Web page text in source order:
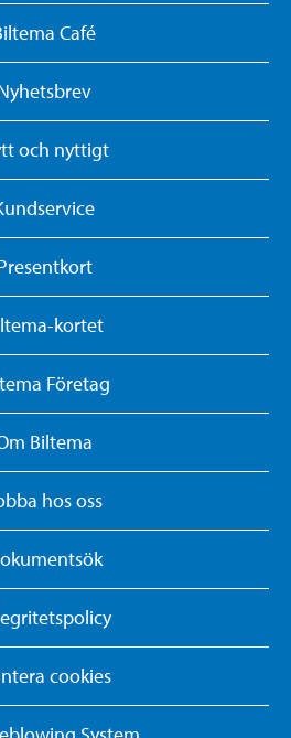
Café
och nyttigt
kortet
Företag
Biltema
hos oss
cookies